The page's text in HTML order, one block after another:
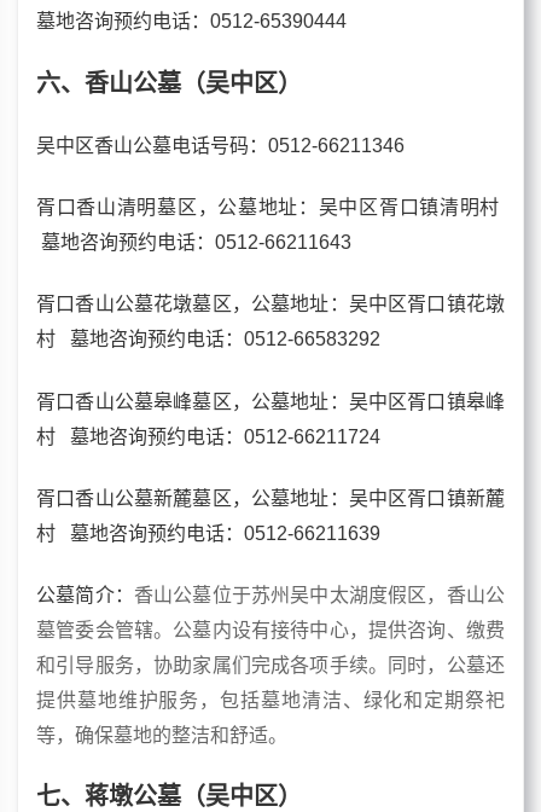
墓地咨询预约电话：0512-65390444
六、香山公墓（吴中区）
吴中区香山公墓电话号码：0512-66211346
胥口香山清明墓区， 公墓地址： 吴中区胥口镇清明村
墓地咨询预约电话：0512-66211643
胥口香山公墓花墩墓区， 公墓地址： 吴中区胥口镇花墩
村 墓地咨询预约电话：0512-66583292
胥口香山公墓皋峰墓区， 公墓地址： 吴中区胥口镇皋峰
村 墓地咨询预约电话：0512-66211724
胥口香山公墓新麓墓区， 公墓地址： 吴中区胥口镇新麓
村 墓地咨询预约电话：0512-66211639
公墓简介： 香山公墓位于苏州吴中太湖度假区，香山公
墓管委会管辖。公墓内设有接待中心，提供咨询、缴费
和引导服务，协助家属们完成各项手续。同时，公墓还
提供墓地维护服务，包括墓地清洁、绿化和定期祭祀
等，确保墓地的整洁和舒适。
七、蒋墩公墓（吴中区）